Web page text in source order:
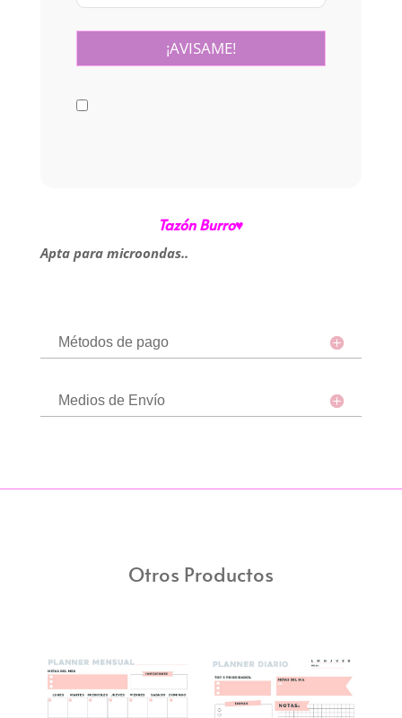
Tazón Burro♥
Apta para microondas..
Métodos de pago
Medios de Envío
Otros Productos